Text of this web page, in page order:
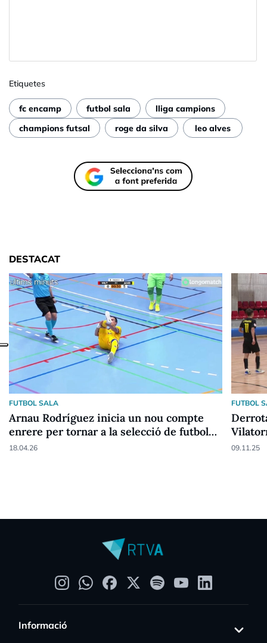
Etiquetes
fc encamp futbol sala
lliga campions
champions futsal
roge da silva leo alves
DESTACAT
FUTBOL SALA
Arnau Rodríguez inicia un nou compte
enrere per tornar a la selecció de futbol
sala
18.04.26
FUTBOL
09.11.25
Informació